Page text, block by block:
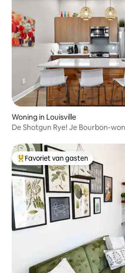
Woning in Louisville
De Shotgun Rye! Je Bourbon-
Topfavoriet van gasten
Favoriet van gasten